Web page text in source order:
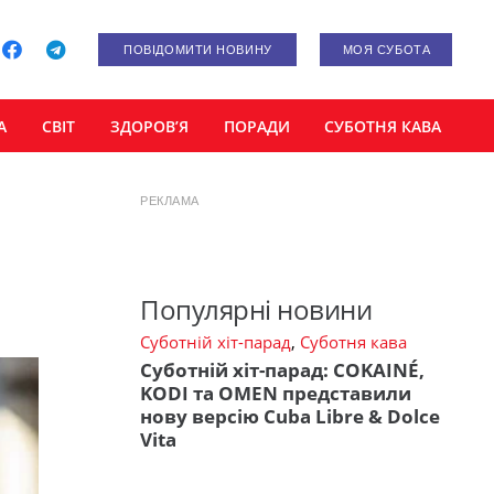
ПОВІДОМИТИ НОВИНУ МОЯ СУБОТА
СВІТ ЗДОРОВ’Я ПОРАДИ СУБОТНЯ КАВА
РЕКЛАМА
Популярні новини
Суботній хіт-парад, Суботня кава
Суботній хіт-парад: COKAINÉ,
KODI та OMEN представили
нову версію Cuba Libre & Dolce
Vita